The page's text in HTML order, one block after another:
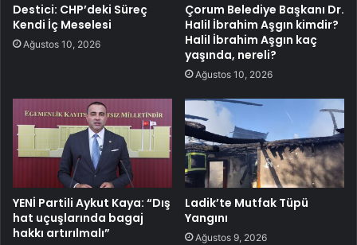
Destici: CHP’deki Süreç
Kendi İç Meselesi
Ağustos 10, 2026
Çorum Belediye Başkanı Dr.
Halil İbrahim Aşgın kimdir?
Halil İbrahim Aşgın kaç
yaşında, nereli?
Ağustos 10, 2026
YENİ Partili Aykut Kaya: “Dış
hat uçuşlarında bagaj
hakkı artırılmalı”
Ladik’te Mutfak Tüpü
Yangını
Ağustos 9, 2026